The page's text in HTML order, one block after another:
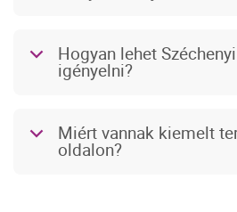
b Hogyan lehet
igényelni?
b Miért vannak kiemelt
oldalon?